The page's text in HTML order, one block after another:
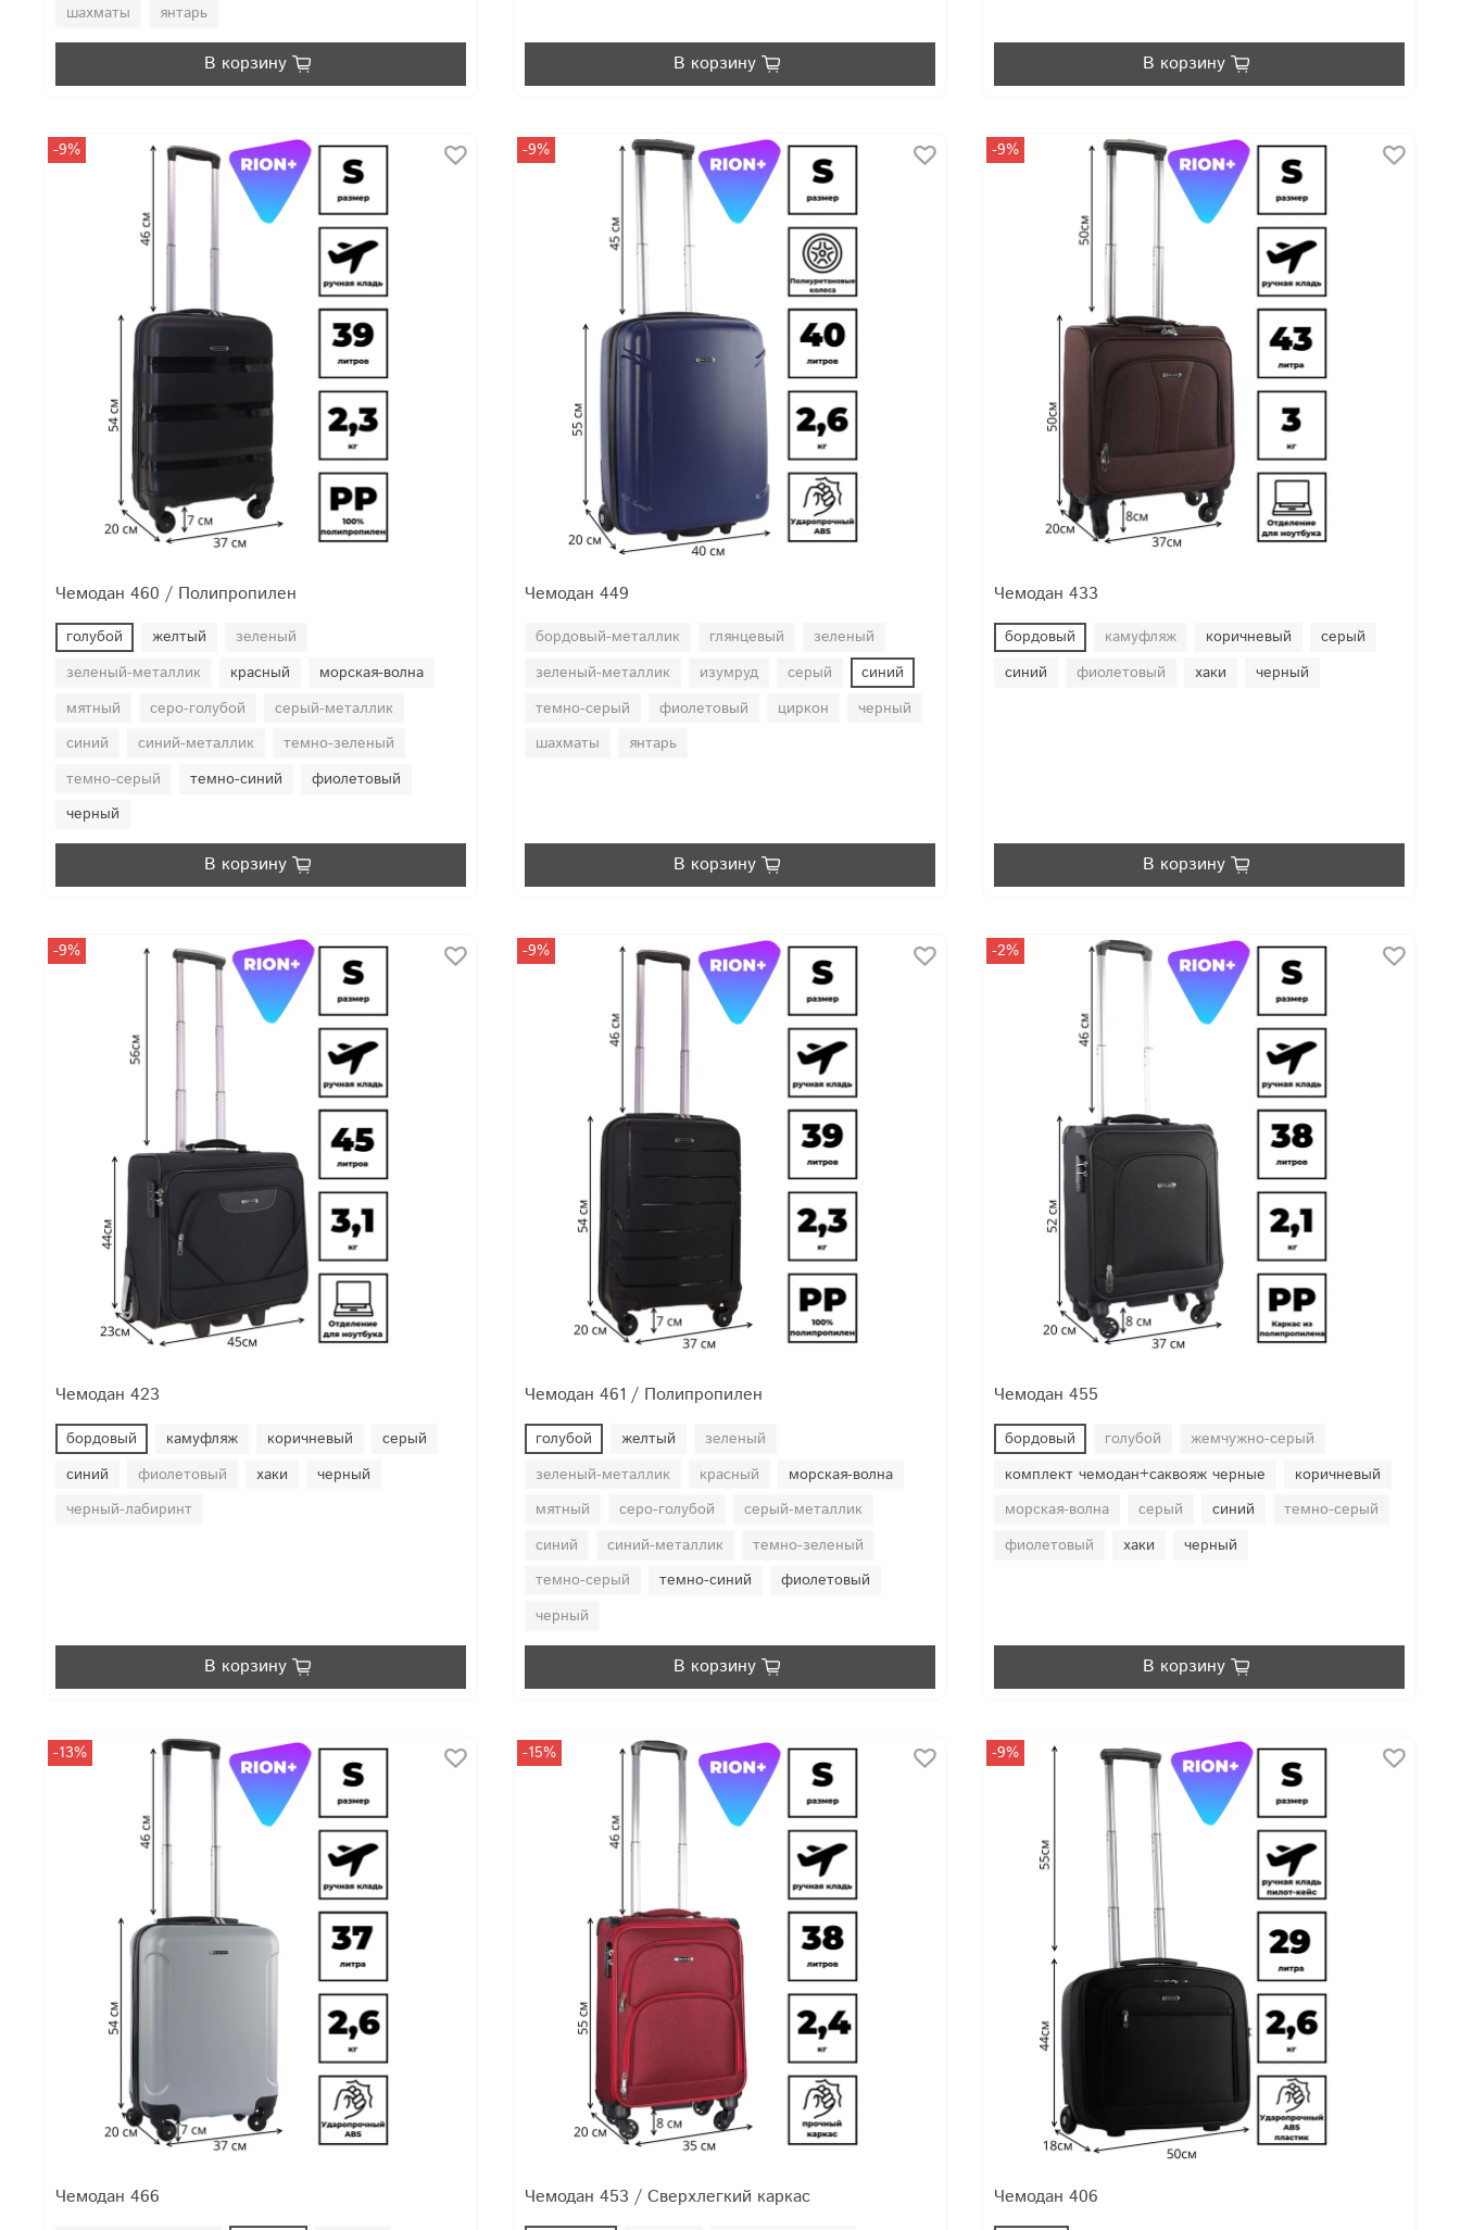
шахматы
янтарь
В корзину В корзину В корзину
-9%
Чемодан 460 / Полипропилен
голубой желтый
зеленый
зеленый-металлик
красный
морская-волна
мятный
серо-голубой
серый-металлик
синий
синий-металлик
темно-зеленый
темно-серый
темно-синий
фиолетовый
черный
В корзину
-9%
Чемодан 449
бордовый-металлик глянцевый
зеленый
зеленый-металлик
изумруд серый
синий
темно-серый
фиолетовый циркон
черный
шахматы
янтарь
В корзину
-9%
Чемодан 433
бордовый камуфляж коричневый
серый
синий
фиолетовый хаки черный
В корзину
-9%
Чемодан 423
бордовый камуфляж коричневый
серый
синий
фиолетовый хаки
черный
черный-лабиринт
В корзину
-9%
Чемодан 461 / Полипропилен
голубой желтый
зеленый
зеленый-металлик
красный
морская-волна
мятный
серо-голубой
серый-металлик
синий
синий-металлик
темно-зеленый
темно-серый
темно-синий
фиолетовый
черный
В корзину
-2%
Чемодан 455
бордовый голубой
жемчужно-серый
комплект чемодан+саквояж черные
коричневый
морская-волна
серый синий
темно-серый
фиолетовый
хаки черный
В корзину
-13%
Чемодан 466
-15%
Чемодан 453 / Сверхлегкий каркас
-9%
Чемодан 406